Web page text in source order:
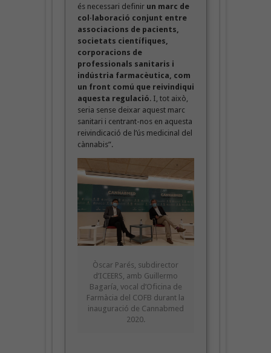
és necessari definir un marc de
col·laboració conjunt entre
associacions de pacients,
societats científiques,
corporacions de
professionals sanitaris i
indústria farmacèutica, com
un front comú que reivindiqui
aquesta regulació. I, tot això,
seria sense deixar aquest marc
sanitari i centrant-nos en aquesta
reivindicació de l’ús medicinal del
cànnabis”.
Òscar Parés, subdirector
d’ICEERS, amb Guillermo
Bagaría, vocal d’Oficina de
Farmàcia del COFB durant la
inauguració de Cannabmed
2020.